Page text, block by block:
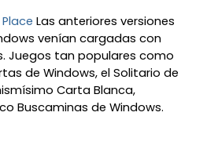
Las anteriores versiones
venían cargadas con
Juegos tan populares como
de Windows, el Solitario de
Carta Blanca,
Buscaminas de Windows.